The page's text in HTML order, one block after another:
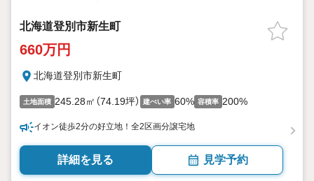
北海道登別市新生町
660万円
北海道登別市新生町
土地面積 245.28㎡（74.19坪） 建ぺい率 60% 容積率 200%
イオン徒歩2分の好立地！全2区画分譲宅地
詳細を見る 見学予約